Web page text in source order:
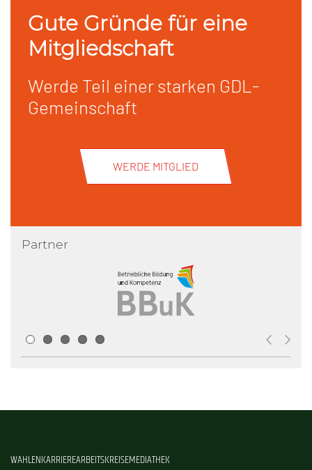
Gute Gründe für eine
Mitgliedschaft
Werde Teil einer starken GDL-
Gemeinschaft
WERDE MITGLIED
Partner
WAHLENKARRIEREARBEITSKREISEMEDIATHEK